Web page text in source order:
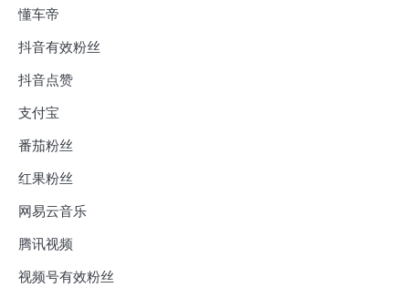
懂车帝
抖音有效粉丝
抖音点赞
支付宝
番茄粉丝
红果粉丝
网易云音乐
腾讯视频
视频号有效粉丝